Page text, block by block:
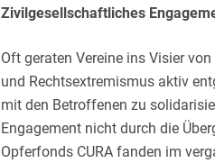
Zivilgesellschaftliches
Oft geraten Vereine ins Visier
und Rechtsextremismus aktiv
mit den Betroffenen zu
Engagement nicht durch die
Opferfonds CURA fanden im